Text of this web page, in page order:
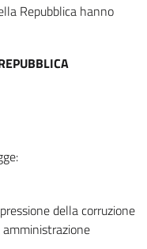
Repubblica hanno
della corruzione